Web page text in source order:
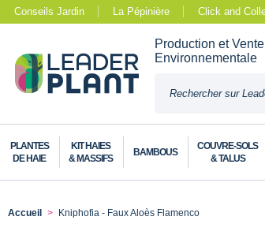
Conseils Jardin La Pépinière Click and
Production et
Environnementale
PLANTES
DE HAIE
KIT HAIES
& MASSIFS
BAMBOUS
COUVRE-SOLS
& TALUS
Accueil Kniphofia - Faux Aloès Flamenco